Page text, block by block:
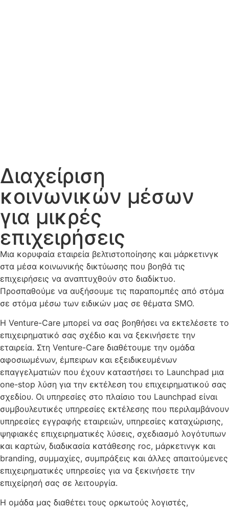
Διαχείριση
κοινωνικών μέσων
για μικρές
επιχειρήσεις
Μια κορυφαία εταιρεία βελτιστοποίησης και μάρκετινγκ
στα μέσα κοινωνικής δικτύωσης που βοηθά τις
επιχειρήσεις να αναπτυχθούν στο διαδίκτυο.
Προσπαθούμε να αυξήσουμε τις παραπομπές από στόμα
σε στόμα μέσω των ειδικών μας σε θέματα SMO.
Η Venture-Care μπορεί να σας βοηθήσει να εκτελέσετε το
επιχειρηματικό σας σχέδιο και να ξεκινήσετε την
εταιρεία. Στη Venture-Care διαθέτουμε την ομάδα
αφοσιωμένων, έμπειρων και εξειδικευμένων
επαγγελματιών που έχουν καταστήσει το Launchpad μια
one-stop λύση για την εκτέλεση του επιχειρηματικού σας
σχεδίου. Οι υπηρεσίες στο πλαίσιο του Launchpad είναι
συμβουλευτικές υπηρεσίες εκτέλεσης που περιλαμβάνουν
υπηρεσίες εγγραφής εταιρειών, υπηρεσίες καταχώρισης,
ψηφιακές επιχειρηματικές λύσεις, σχεδιασμό λογότυπων
και καρτών, διαδικασία κατάθεσης roc, μάρκετινγκ και
branding, συμμαχίες, συμπράξεις και άλλες απαιτούμενες
επιχειρηματικές υπηρεσίες για να ξεκινήσετε την
επιχείρησή σας σε λειτουργία.
Η ομάδα μας διαθέτει τους ορκωτούς λογιστές,